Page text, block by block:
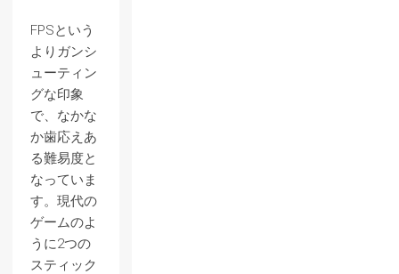
FPSという
よりガンシ
ューティン
グな印象
で、なかな
か歯応えあ
る難易度と
なっていま
す。現代の
ゲームのよ
うに2つの
スティック